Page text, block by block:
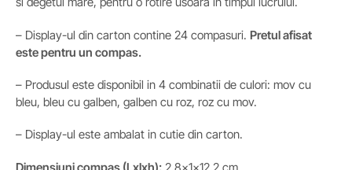
– Display-ul din carton contine 24 compasuri. Pretul afisat
este pentru un compas.
– Produsul este disponibil in 4 combinatii de culori: mov cu
bleu, bleu cu galben, galben cu roz, roz cu mov.
– Display-ul este ambalat in cutie din carton.